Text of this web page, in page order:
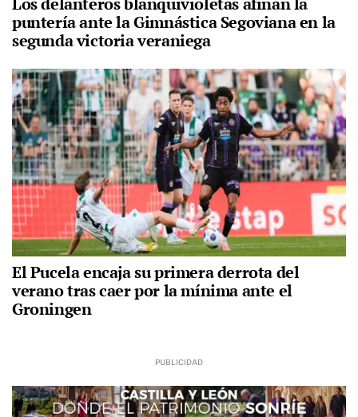
puntería ante la Gimnástica Segoviana en la
segunda victoria veraniega
El Pucela encaja su primera derrota del
verano tras caer por la mínima ante el
Groningen